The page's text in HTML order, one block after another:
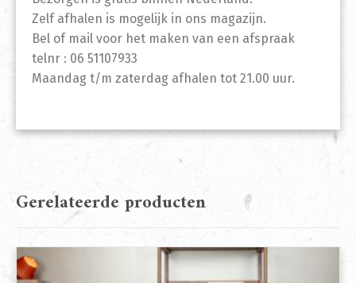
Zelf afhalen is mogelijk in ons magazijn.
Bel of mail voor het maken van een afspraak
telnr : 06 51107933
Maandag t/m zaterdag afhalen tot 21.00 uur.
Gerelateerde producten